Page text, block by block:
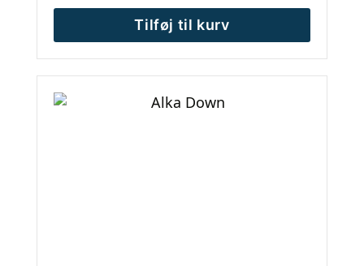
Tilføj til kurv